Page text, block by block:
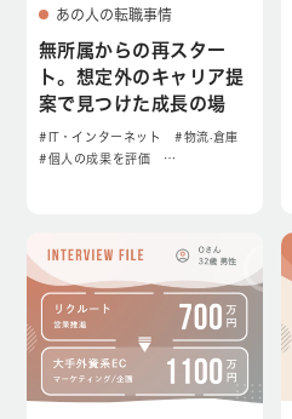
あの人の転職事情
無所属からの再スター
ト。想定外のキャリア提
案で見つけた成長の場
#IT・インターネット
#物流·倉庫
#個人の成果を評価
…